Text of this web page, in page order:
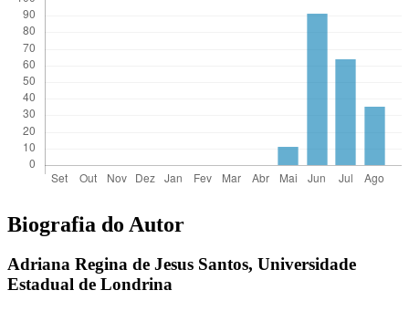
Biografia do Autor
Adriana Regina de Jesus Santos, Universidade
Estadual de Londrina